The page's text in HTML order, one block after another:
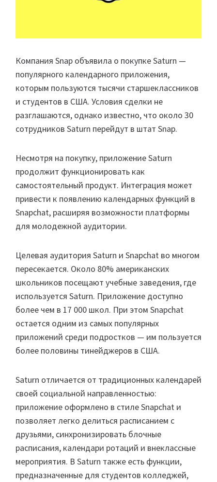
Компания Snap объявила о покупке Saturn —
популярного календарного приложения,
которым пользуются тысячи старшеклассников
и студентов в США. Условия сделки не
разглашаются, однако известно, что около 30
сотрудников Saturn перейдут в штат Snap.
Несмотря на покупку, приложение Saturn
продолжит функционировать как
самостоятельный продукт. Интеграция может
привести к появлению календарных функций в
Snapchat, расширяя возможности платформы
для молодежной аудитории.
Целевая аудитория Saturn и Snapchat во многом
пересекается. Около 80% американских
школьников посещают учебные заведения, где
используется Saturn. Приложение доступно
более чем в 17 000 школ. При этом Snapchat
остается одним из самых популярных
приложений среди подростков — им пользуется
более половины тинейджеров в США.
Saturn отличается от традиционных календарей
своей социальной направленностью:
приложение оформлено в стиле Snapchat и
позволяет легко делиться расписанием с
друзьями, синхронизировать блочные
расписания, календари ротаций и внеклассные
мероприятия. В Saturn также есть функции,
предназначенные для студентов колледжей,